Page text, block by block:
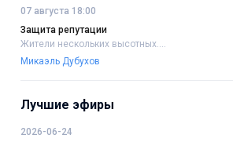
07 августа 18:00
Защита репутации
Жители нескольких высотных....
Микаэль Дубухов
Лучшие эфиры
2026-06-24